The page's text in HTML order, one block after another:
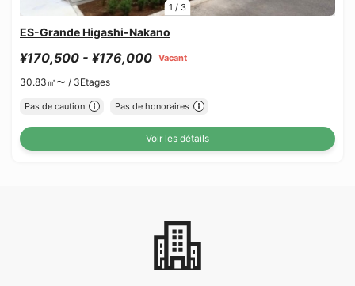
1 / 3
ES-Grande Higashi-Nakano
¥170,500 - ¥176,000 Vacant
30.83㎡〜 / 3Etages
Pas de caution Pas de honoraires
Voir les détails